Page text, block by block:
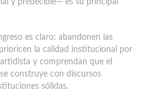
y predecible— es su principal
es claro: abandonen las
la calidad institucional por
y comprendan que el
construye con discursos
sólidas.